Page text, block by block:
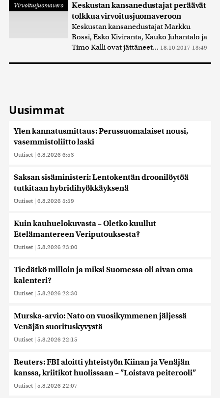
Virvoitusjuomavero
Keskustan kansanedustajat peräävät
tolkkua virvoitusjuomaveroon
Keskustan kansanedustajat Markku
Rossi, Esko Kiviranta, Kauko Juhantalo ja
Timo Kalli ovat jättäneet... 18.10.2017 13:49
Uusimmat
Ylen kannatusmittaus: Perussuomalaiset nousi,
vasemmistoliitto laski
Uutiset | 6.8.2026 6:53
Saksan sisäministeri: Lentokentän droonilöytöä
tutkitaan hybridihyökkäyksenä
Uutiset | 6.8.2026 5:59
Kuin kauhuelokuvasta – Oletko kuullut
Etelämantereen Veriputouksesta?
Uutiset | 5.8.2026 23:00
Tiedätkö milloin ja miksi Suomessa oli aivan oma
kalenteri?
Uutiset | 5.8.2026 22:30
Murska-arvio: Nato on vuosikymmenen jäljessä
Venäjän suorituskyvystä
Uutiset | 5.8.2026 22:15
Reuters: FBI aloitti yhteistyön Kiinan ja Venäjän
kanssa, kriitikot huolissaan – ”Loistava peiterooli”
Uutiset | 5.8.2026 22:07